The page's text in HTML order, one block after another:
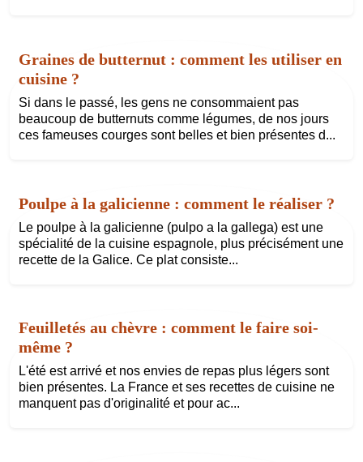
Graines de butternut : comment les utiliser en
cuisine ?
Si dans le passé, les gens ne consommaient pas
beaucoup de butternuts comme légumes, de nos jours
ces fameuses courges sont belles et bien présentes d...
Poulpe à la galicienne : comment le réaliser ?
Le poulpe à la galicienne (pulpo a la gallega) est une
spécialité de la cuisine espagnole, plus précisément une
recette de la Galice. Ce plat consiste...
Feuilletés au chèvre : comment le faire soi-
même ?
L'été est arrivé et nos envies de repas plus légers sont
bien présentes. La France et ses recettes de cuisine ne
manquent pas d'originalité et pour ac...